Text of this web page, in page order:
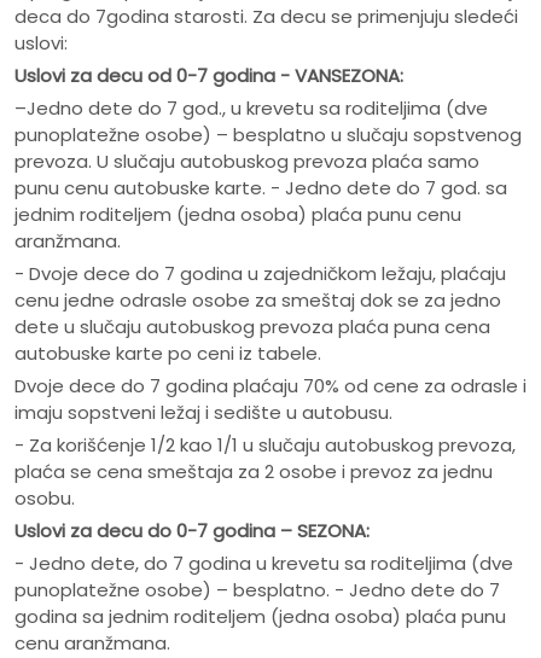
deca do 7godina starosti. Za decu se primenjuju sledeći
uslovi:
Uslovi za decu od 0-7 godina - VANSEZONA:
–Jedno dete do 7 god., u krevetu sa roditeljima (dve
punoplatežne osobe) – besplatno u slučaju sopstvenog
prevoza. U slučaju autobuskog prevoza plaća samo
punu cenu autobuske karte. - Jedno dete do 7 god. sa
jednim roditeljem (jedna osoba) plaća punu cenu
aranžmana.
- Dvoje dece do 7 godina u zajedničkom ležaju, plaćaju
cenu jedne odrasle osobe za smeštaj dok se za jedno
dete u slučaju autobuskog prevoza plaća puna cena
autobuske karte po ceni iz tabele.
Dvoje dece do 7 godina plaćaju 70% od cene za odrasle i
imaju sopstveni ležaj i sedište u autobusu.
- Za korišćenje 1/2 kao 1/1 u slučaju autobuskog prevoza,
plaća se cena smeštaja za 2 osobe i prevoz za jednu
osobu.
Uslovi za decu do 0-7 godina – SEZONA:
- Jedno dete, do 7 godina u krevetu sa roditeljima (dve
punoplatežne osobe) – besplatno. - Jedno dete do 7
godina sa jednim roditeljem (jedna osoba) plaća punu
cenu aranžmana.